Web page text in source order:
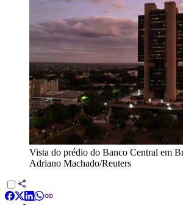
Vista do prédio do Banco Central em
Adriano Machado/Reuters